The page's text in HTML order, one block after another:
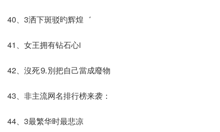
40、3洒下斑驳旳辉煌゛
41、女王拥有钻石心i
42、沒死⒐別把自己當成廢物
43、非主流网名排行榜来袭：
44、3最繁华时最悲凉